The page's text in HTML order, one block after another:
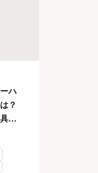
ハ
？
体